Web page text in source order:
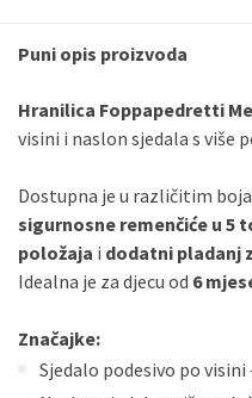
Sve banke
Sve banke
ECC
Puni opis proizvoda
Hranilica Foppapedretti
visini i naslon sjedala s više
Dostupna je u različitim
sigurnosne remenčiće u 5
položaja i dodatni pladanj
Idealna je za djecu od 6
Značajke:
Sjedalo podesivo po visini